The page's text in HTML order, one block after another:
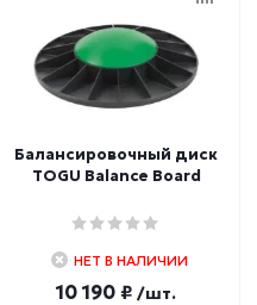
Балансировочный диск
TOGU Balance Board
НЕТ В НАЛИЧИИ
10 190 ₽ /шт.